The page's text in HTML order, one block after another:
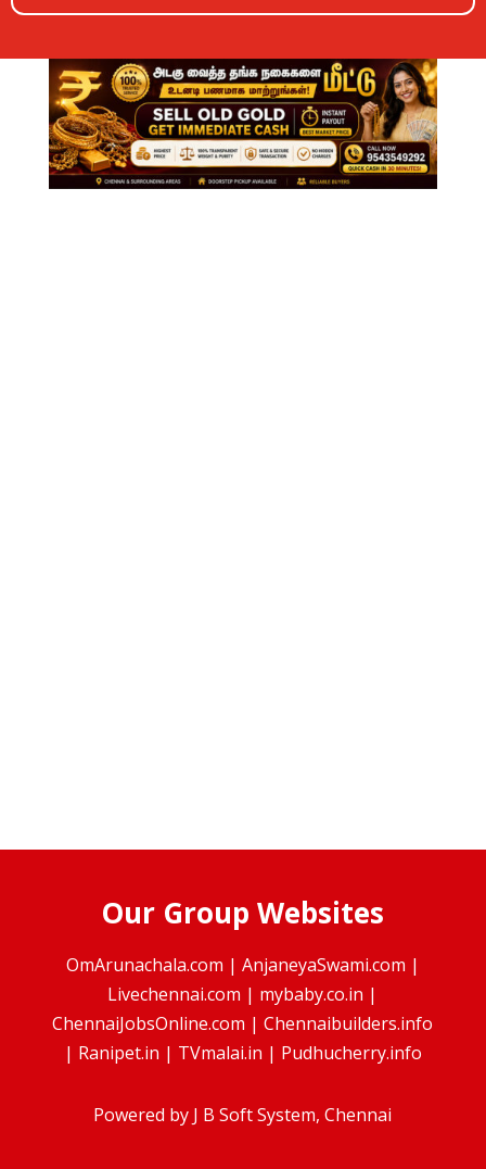
Our Group Websites
OmArunachala.com | AnjaneyaSwami.com |
Livechennai.com | mybaby.co.in |
ChennaiJobsOnline.com |Chennaibuilders.info
| Ranipet.in | TVmalai.in | Pudhucherry.info
Powered by J B Soft System, Chennai